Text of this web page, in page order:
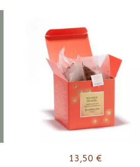
13,50 €